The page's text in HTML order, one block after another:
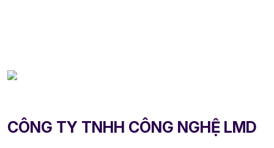
CÔNG TY TNHH CÔNG NGHỆ LMD